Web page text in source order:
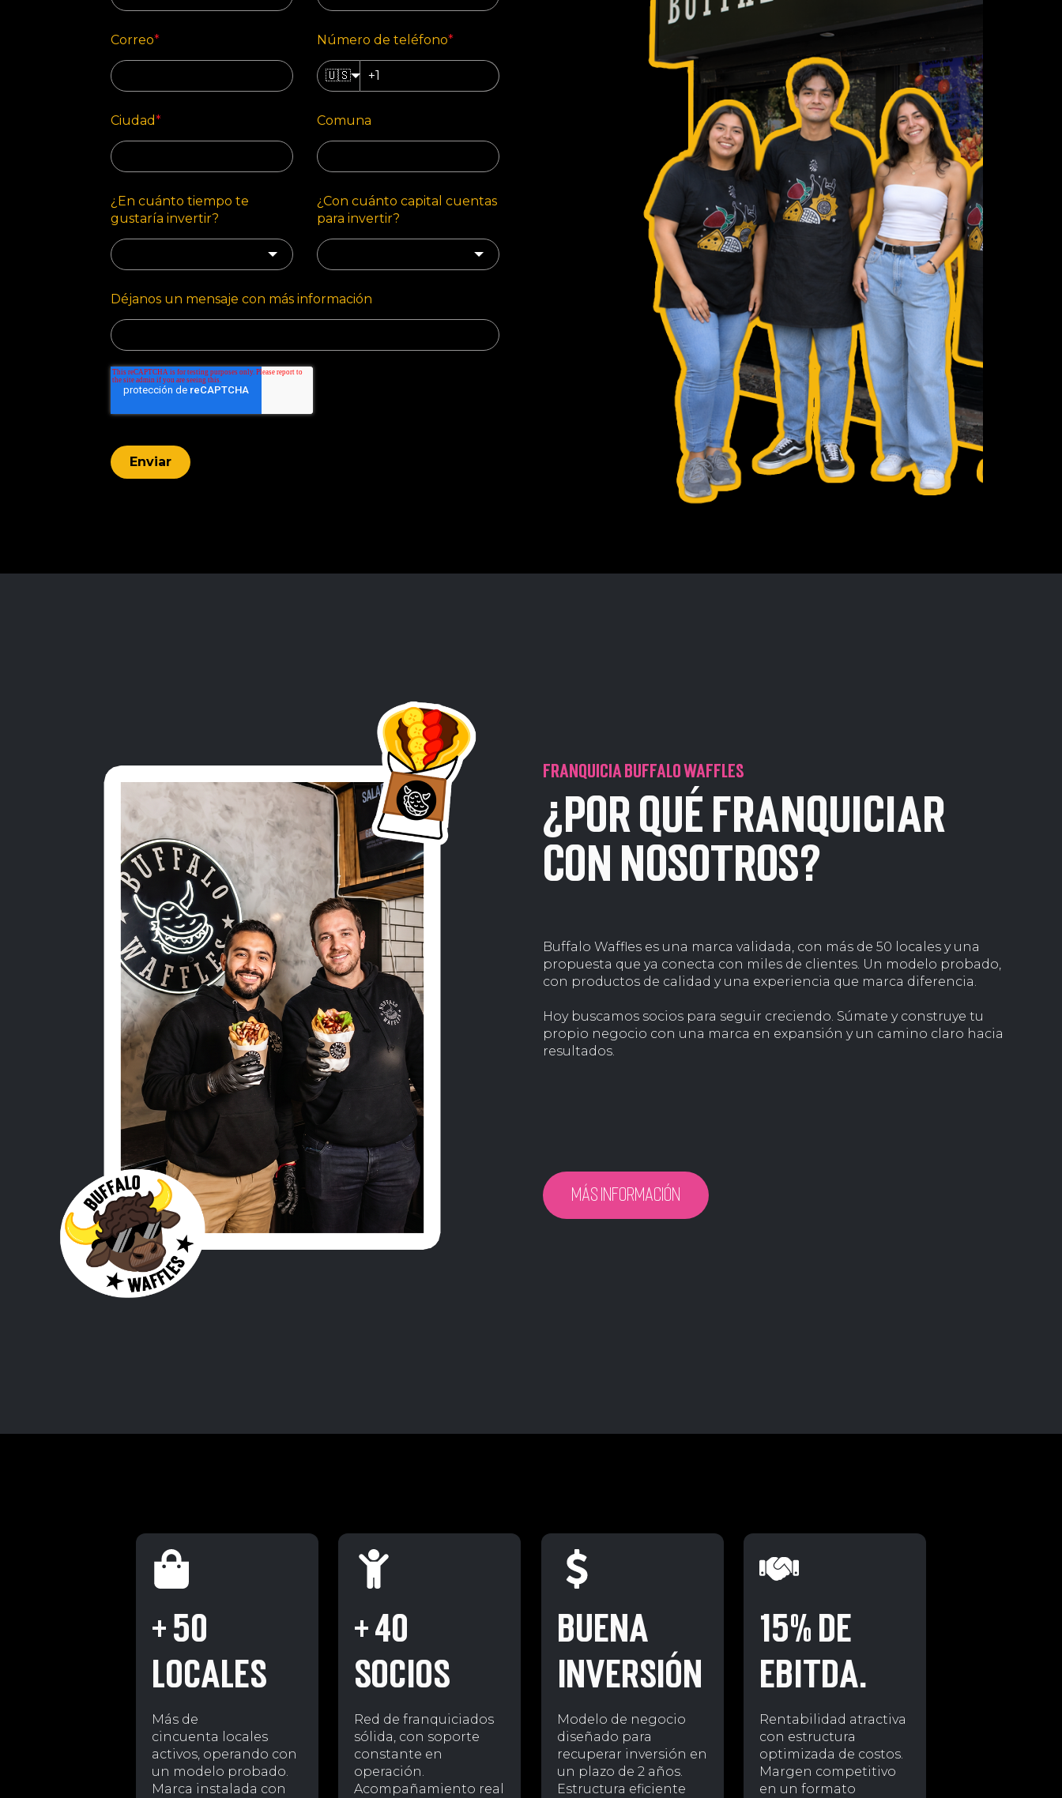
Correo* Número de teléfono*
🇺🇸
Ciudad* Comuna
¿En cuánto tiempo te
gustaría invertir?
¿Con cuánto capital cuentas
para invertir?
Déjanos un mensaje con más información
Enviar
FRANQUICIA BUFFALO WAFFLES
¿Por qué franquiciar
con nosotros?
Buffalo Waffles es una marca validada, con más de 50 locales y una
propuesta que ya conecta con miles de clientes. Un modelo probado,
con productos de calidad y una experiencia que marca diferencia.
Hoy buscamos socios para seguir creciendo. Súmate y construye tu
propio negocio con una marca en expansión y un camino claro hacia
resultados.
Más información
+ 50
LOCALES
Más de
cincuenta locales
activos, operando con
un modelo probado.
Marca instalada con
+ 40
SOCIOS
Red de franquiciados
sólida, con soporte
constante en
operación.
Acompañamiento real
BUENA
INVERSIÓN
Modelo de negocio
diseñado para
recuperar inversión en
un plazo de 2 años.
Estructura eficiente
15% DE
EBITDA.
Rentabilidad atractiva
con estructura
optimizada de costos.
Margen competitivo
en un formato